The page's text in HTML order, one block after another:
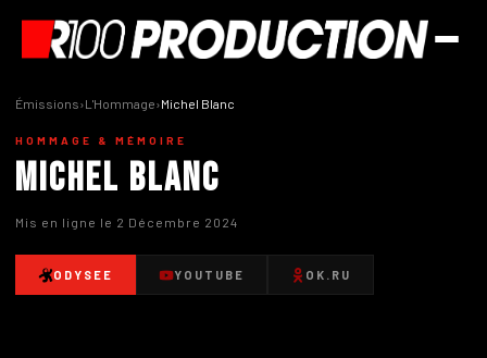
Émissions›L'Hommage›Michel Blanc
HOMMAGE & MÉMOIRE
Michel Blanc
Mis en ligne le 2 Décembre 2024
ODYSEE YOUTUBE OK.RU